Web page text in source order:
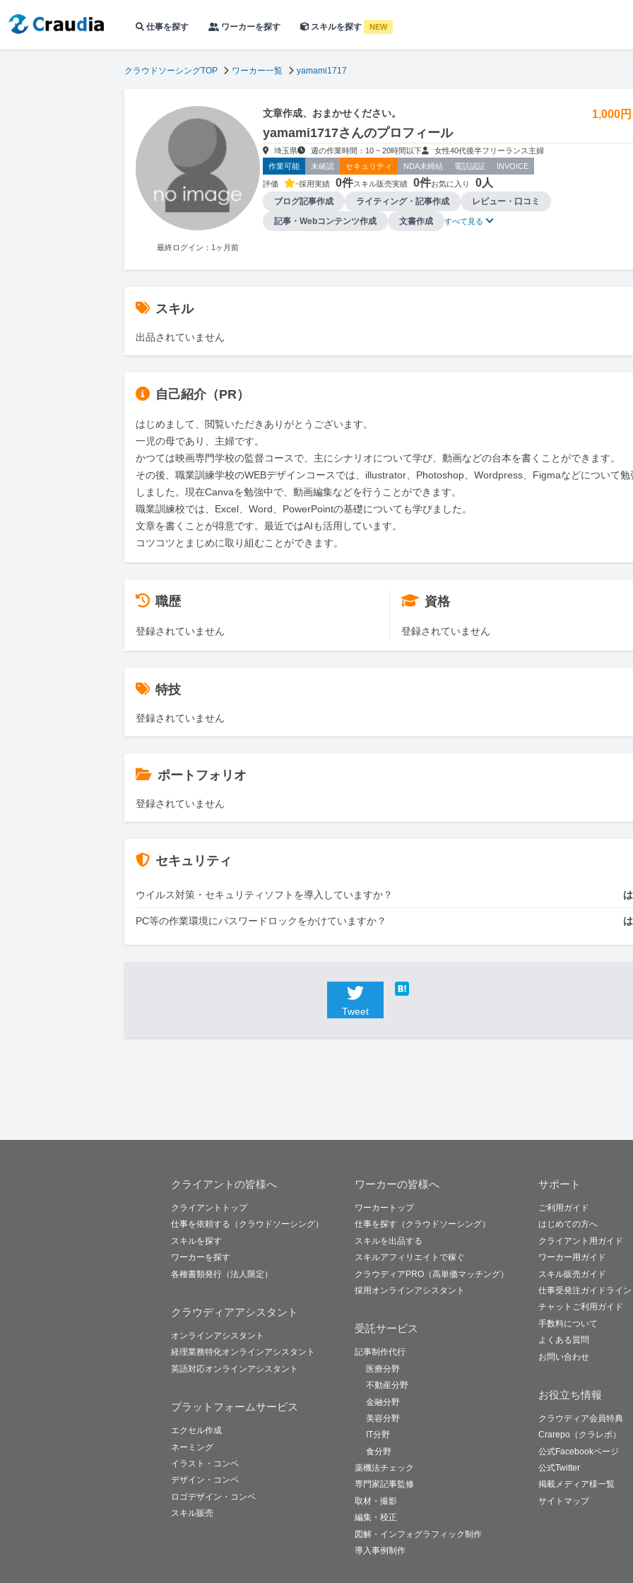
仕事を探す ワーカーを探す スキルを探す NEW
クラウドソーシングTOP ワーカー一覧 yamami1717
最終ログイン：1ヶ月前
文章作成、おまかせください。 1,000円
yamami1717さんのプロフィール
埼玉県 週の作業時間：10 ~ 20時間以下 女性40代後半フリーランス主婦
作業可能
未確認 セキュリティ NDA未締結 電話認証 INVOICE
評価 -採用実績 0件スキル販売実績 0件お気に入り 0人
ブログ記事作成 ライティング・記事作成
レビュー・口コミ
記事・Webコンテンツ作成
文書作成 すべて見る
スキル
出品されていません
自己紹介（PR）
はじめまして、閲覧いただきありがとうございます。
一児の母であり、主婦です。
かつては映画専門学校の監督コースで、主にシナリオについて学び、動画などの台本を書くことができます。
その後、職業訓練学校のWEBデザインコースでは、illustrator、Photoshop、Wordpress、Figmaなどについて勉
しました。現在Canvaを勉強中で、動画編集などを行うことができます。
職業訓練校では、Excel、Word、PowerPointの基礎についても学びました。
文章を書くことが得意です。最近ではAIも活用しています。
コツコツとまじめに取り組むことができます。
職歴
登録されていません
資格
登録されていません
特技
登録されていません
ポートフォリオ
登録されていません
セキュリティ
ウイルス対策・セキュリティソフトを導入していますか？
PC等の作業環境にパスワードロックをかけていますか？
Tweet
クライアントの皆様へ
クライアントトップ
仕事を依頼する（クラウドソーシング）
スキルを探す
ワーカーを探す
各種書類発行（法人限定）
クラウディアアシスタント
オンラインアシスタント
経理業務特化オンラインアシスタント
英語対応オンラインアシスタント
プラットフォームサービス
エクセル作成
ネーミング
イラスト・コンペ
デザイン・コンペ
ロゴデザイン・コンペ
スキル販売
ワーカーの皆様へ
ワーカートップ
仕事を探す（クラウドソーシング）
スキルを出品する
スキルアフィリエイトで稼ぐ
クラウディアPRO（高単価マッチング）
採用オンラインアシスタント
受託サービス
記事制作代行
医療分野
不動産分野
金融分野
美容分野
IT分野
食分野
薬機法チェック
専門家記事監修
取材・撮影
編集・校正
図解・インフォグラフィック制作
導入事例制作
サポート
ご利用ガイド
はじめての方へ
クライアント用ガイド
ワーカー用ガイド
スキル販売ガイド
仕事受発注ガイドライン
チャットご利用ガイド
手数料について
よくある質問
お問い合わせ
お役立ち情報
クラウディア会員特典
Crarepo（クラレポ）
公式Facebookページ
公式Twitter
掲載メディア様一覧
サイトマップ